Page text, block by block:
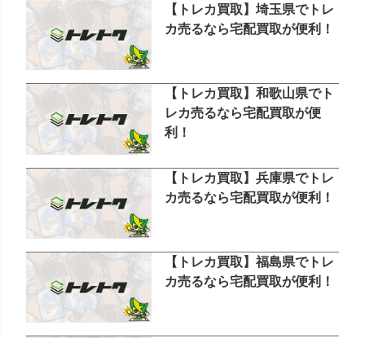
【トレカ買取】埼玉県でトレ
カ売るなら宅配買取が便利！
【トレカ買取】和歌山県でト
レカ売るなら宅配買取が便
利！
【トレカ買取】兵庫県でトレ
カ売るなら宅配買取が便利！
【トレカ買取】福島県でトレ
カ売るなら宅配買取が便利！